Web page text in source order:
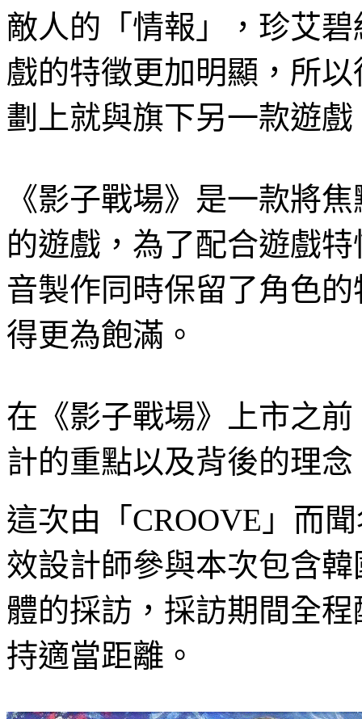
敵人的「情報」，珍艾碧
戲的特徵更加明顯，所
劃上就與旗下另一款遊
《影子戰場》是一款將
的遊戲，為了配合遊戲
音製作同時保留了角色
得更為飽滿。
在《影子戰場》上市之
計的重點以及背後的理念
這次由「 CROOVE 」而
效設計師參與本次包含韓
體的採訪，採訪期間全
持適當距離。